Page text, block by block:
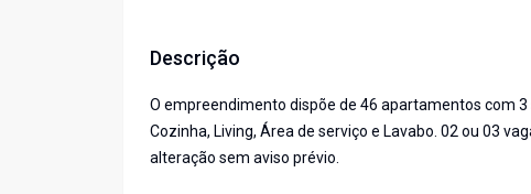
Descrição
O empreendimento dispõe de 46 apartamentos com
Cozinha, Living, Área de serviço e Lavabo. 02 ou 03
alteração sem aviso prévio.